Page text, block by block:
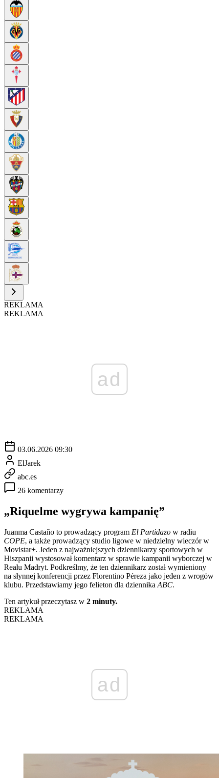
REKLAMA
REKLAMA
ad
03.06.2026 09:30
ElJarek
abc.es
26 komentarzy
„Riquelme wygrywa kampanię”
Juanma Castaño to prowadzący program El Partidazo w radiu
COPE, a także prowadzący studio ligowe w niedzielny wieczór w
Movistar+. Jeden z najważniejszych dziennikarzy sportowych w
Hiszpanii wystosował komentarz w sprawie kampanii wyborczej w
Realu Madryt. Podkreślmy, że ten dziennikarz został wymieniony
na słynnej konferencji przez Florentino Péreza jako jeden z wrogów
klubu. Przedstawiamy jego felieton dla dziennika ABC.
Ten artykuł przeczytasz w 2 minuty.
REKLAMA
REKLAMA
ad